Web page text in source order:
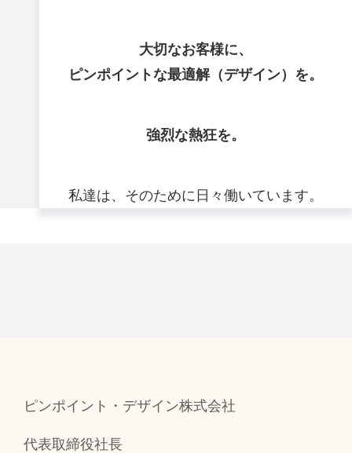
大切なお客様に、
ピンポイントな最適解（デザイン）を。
強烈な熱狂を。
私達は、そのために日々働いています。
ピンポイント・デザイン株式会社
代表取締役社長